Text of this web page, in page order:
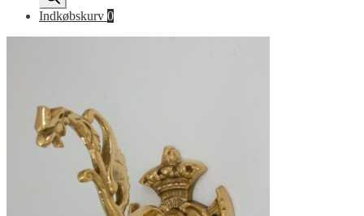
Indkøbskurv 0